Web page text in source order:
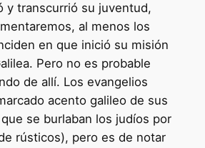
y transcurrió su juventud,
al menos los
en que inició su misión
Pero no es probable
de allí. Los evangelios
acento galileo de sus
se burlaban los judíos por
rústicos), pero es de notar